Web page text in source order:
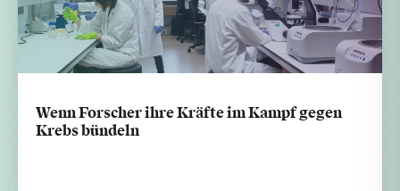
Wenn Forscher ihre Kräfte im Kampf gegen
Krebs bündeln